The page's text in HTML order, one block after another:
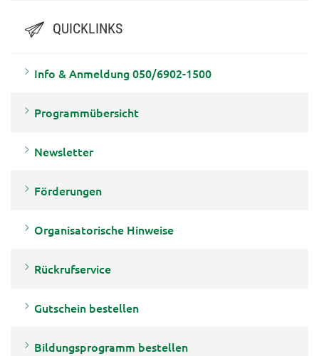
QUICKLINKS
Info & Anmeldung 050/6902-1500
Programmübersicht
Newsletter
Förderungen
Organisatorische Hinweise
Rückrufservice
Gutschein bestellen
Bildungsprogramm bestellen